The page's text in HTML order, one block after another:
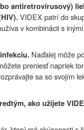
antiretrovírusový)
VIDEX patrí do
v kombinácii s
Naďalej môže
preniesť napriek
sa so svojím
ako užijete